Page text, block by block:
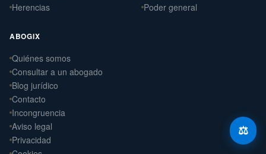
Herencias
Poder general
ABOGIX
Quiénes somos
Consultar a un abogado
Blog jurídico
Contacto
Incongruencia
Aviso legal
Privacidad
Arteaga Abogados
Derecho Civil
📍 Vigo
⚖️